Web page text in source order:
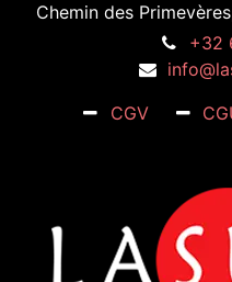
Chemin des
+32
CGV